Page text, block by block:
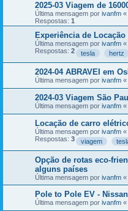
2025-03 Viagem de
Última mensagem por ivanfm «
Respostas: 1
Experiência de
Última mensagem por ivanfm «
Respostas: 2 tesla hertz
2024-04 ABRAVEI em
Última mensagem por ivanfm «
2024-03 Viagem São
Última mensagem por ivanfm «
Locação de carro
Última mensagem por ivanfm «
Respostas: 3 viagem
Opção de rotas eco-
alguns países
Última mensagem por ivanfm «
Pole to Pole EV -
Última mensagem por ivanfm «